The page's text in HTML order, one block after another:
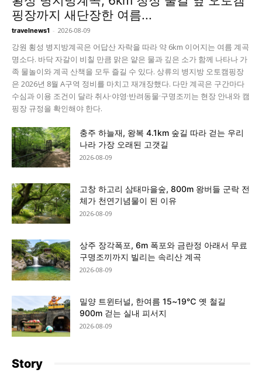
핑장까지 새단장한 여름...
travelnews1 - 2026-08-09
강원 횡성 병지방계곡은 어답산 자락을 따라 약 6km 이어지는 여름 계곡
명소다. 바닥 자갈이 비칠 만큼 맑은 얕은 물과 깊은 소가 함께 나타나 가
족 물놀이와 계곡 산책을 모두 즐길 수 있다. 상류의 병지방 오토캠핑장
은 2026년 8월 A구역 정비를 마치고 재개장했다. 다만 계곡은 구간마다
수심과 이용 조건이 달라 취사·야영·반려동물·구명조끼는 현장 안내와 캠
핑장 규정을 확인해야 한다.
충주 하늘재, 왕복 4.1km 숲길 따라 걷는 우리
나라 가장 오래된 고갯길
2026-08-09
고창 하고리 삼태마을숲, 800m 왕버들 군락 전
체가 천연기념물이 된 이유
2026-08-09
상주 장각폭포, 6m 폭포와 금란정 아래서 무료
구명조끼까지 빌리는 속리산 계곡
2026-08-09
밀양 트윈터널, 한여름 15~19℃ 옛 철길
900m 걷는 실내 피서지
2026-08-09
Story